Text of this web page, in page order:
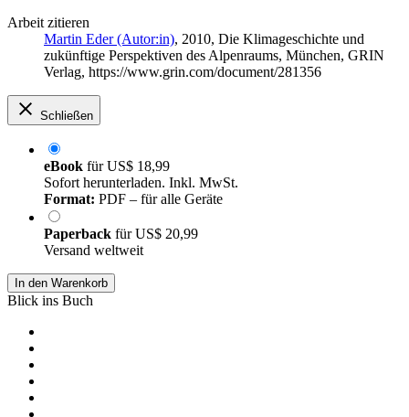
Arbeit zitieren
Martin Eder (Autor:in), 2010, Die Klimageschichte und
zukünftige Perspektiven des Alpenraums, München, GRIN
Verlag, https://www.grin.com/document/281356
Schließen
eBook fürUS$ 18,99
Sofort herunterladen. Inkl. MwSt.
Format: PDF – für alle Geräte
Paperback fürUS$ 20,99
Versand weltweit
In den Warenkorb
Blick ins Buch